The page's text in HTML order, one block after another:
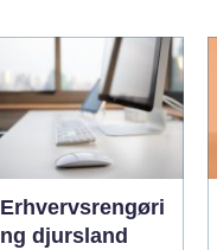
Erhvervsrengøri
ng djursland